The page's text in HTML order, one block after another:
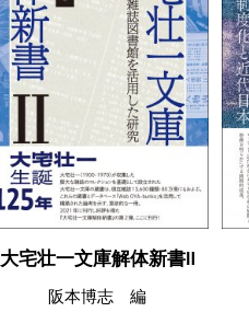
大宅壮一文庫解体新書Ⅱ
阪本博志 編